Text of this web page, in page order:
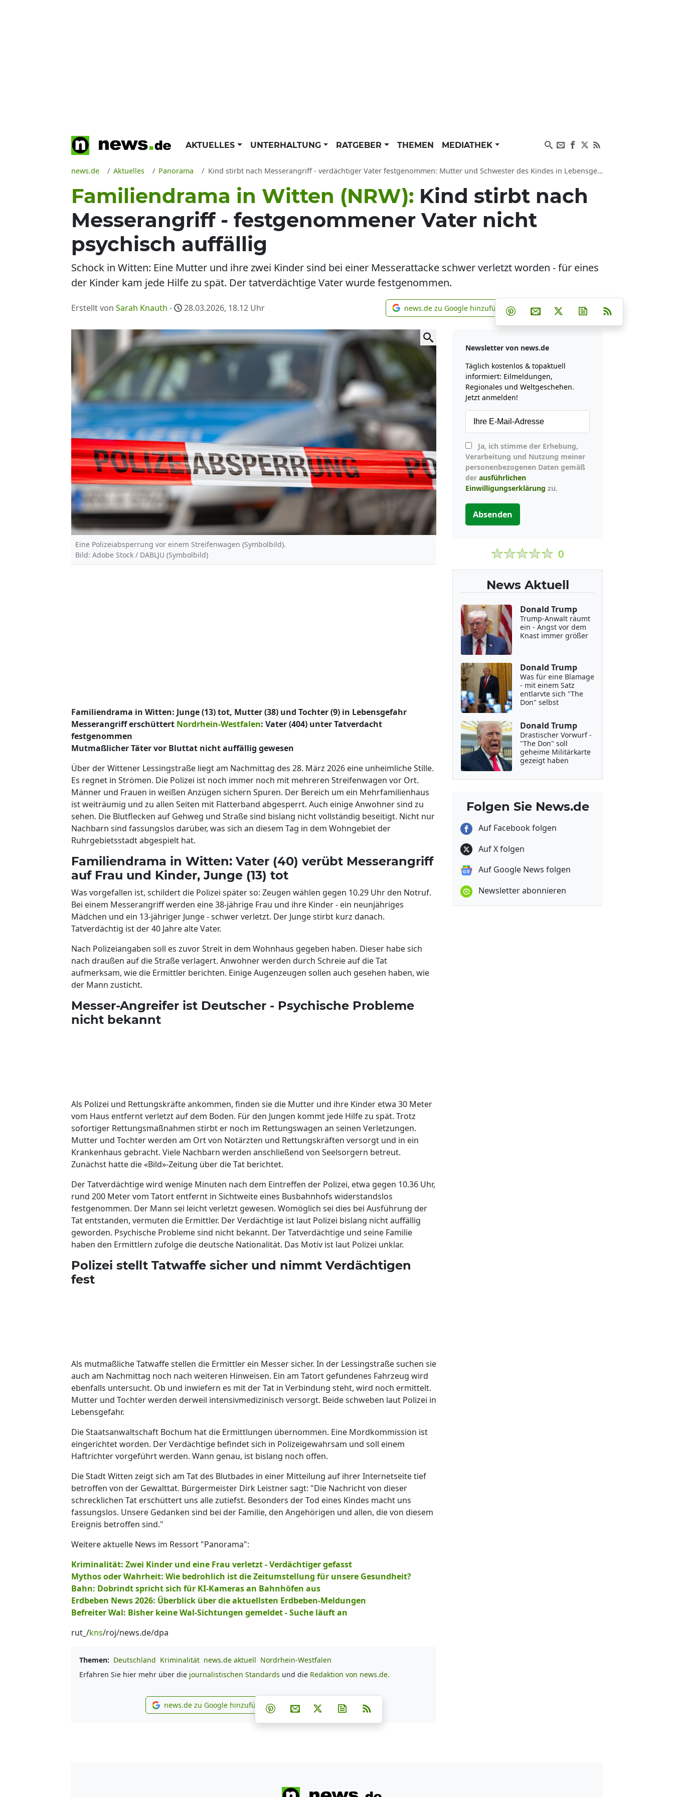
AKTUELLES UNTERHALTUNG RATGEBER THEMEN MEDIATHEK
news.de Aktuelles Panorama Kind stirbt nach Messerangriff - verdächtiger Vater festgenommen: Mutter und Schwester des Kindes in Lebensgefahr
Familiendrama in Witten (NRW): Kind stirbt nach
Messerangriff - festgenommener Vater nicht
psychisch auffällig
Schock in Witten: Eine Mutter und ihre zwei Kinder sind bei einer Messerattacke schwer verletzt worden - für eines
der Kinder kam jede Hilfe zu spät. Der tatverdächtige Vater wurde festgenommen.
Erstellt von Sarah Knauth - 28.03.2026, 18.12 Uhr news.de zu Google hinzufügen
news.de zu Google hinzufügen Teilen auf Facebook
Teilen auf Whatsapp
Teilen auf Telegram
Teilen auf Pinterest
Per E-Mail teilen
Post auf XNewsletter
Eine Polizeiabsperrung vor einem Streifenwagen (Symbolbild).
Bild: Adobe Stock / DABLJU (Symbolbild)
Familiendrama in Witten: Junge (13) tot, Mutter (38) und Tochter (9) in Lebensgefahr
Messerangriff erschüttert Nordrhein-Westfalen: Vater (404) unter Tatverdacht
festgenommen
Mutmaßlicher Täter vor Bluttat nicht auffällig gewesen
Über der Wittener Lessingstraße liegt am Nachmittag des 28. März 2026 eine unheimliche Stille.
Es regnet in Strömen. Die Polizei ist noch immer noch mit mehreren Streifenwagen vor Ort.
Männer und Frauen in weißen Anzügen sichern Spuren. Der Bereich um ein Mehrfamilienhaus
ist weiträumig und zu allen Seiten mit Flatterband abgesperrt. Auch einige Anwohner sind zu
sehen. Die Blutflecken auf Gehweg und Straße sind bislang nicht vollständig beseitigt. Nicht nur
Nachbarn sind fassungslos darüber, was sich an diesem Tag in dem Wohngebiet der
Ruhrgebietsstadt abgespielt hat.
Familiendrama in Witten: Vater (40) verübt Messerangriff
auf Frau und Kinder, Junge (13) tot
Was vorgefallen ist, schildert die Polizei später so: Zeugen wählen gegen 10.29 Uhr den Notruf.
Bei einem Messerangriff werden eine 38-jährige Frau und ihre Kinder - ein neunjähriges
Mädchen und ein 13-jähriger Junge - schwer verletzt. Der Junge stirbt kurz danach.
Tatverdächtig ist der 40 Jahre alte Vater.
Nach Polizeiangaben soll es zuvor Streit in dem Wohnhaus gegeben haben. Dieser habe sich
nach draußen auf die Straße verlagert. Anwohner werden durch Schreie auf die Tat
aufmerksam, wie die Ermittler berichten. Einige Augenzeugen sollen auch gesehen haben, wie
der Mann zusticht.
Messer-Angreifer ist Deutscher - Psychische Probleme
nicht bekannt
Als Polizei und Rettungskräfte ankommen, finden sie die Mutter und ihre Kinder etwa 30 Meter
vom Haus entfernt verletzt auf dem Boden. Für den Jungen kommt jede Hilfe zu spät. Trotz
sofortiger Rettungsmaßnahmen stirbt er noch im Rettungswagen an seinen Verletzungen.
Mutter und Tochter werden am Ort von Notärzten und Rettungskräften versorgt und in ein
Krankenhaus gebracht. Viele Nachbarn werden anschließend von Seelsorgern betreut.
Zunächst hatte die «Bild»-Zeitung über die Tat berichtet.
Der Tatverdächtige wird wenige Minuten nach dem Eintreffen der Polizei, etwa gegen 10.36 Uhr,
rund 200 Meter vom Tatort entfernt in Sichtweite eines Busbahnhofs widerstandslos
festgenommen. Der Mann sei leicht verletzt gewesen. Womöglich sei dies bei Ausführung der
Tat entstanden, vermuten die Ermittler. Der Verdächtige ist laut Polizei bislang nicht auffällig
geworden. Psychische Probleme sind nicht bekannt. Der Tatverdächtige und seine Familie
haben den Ermittlern zufolge die deutsche Nationalität. Das Motiv ist laut Polizei unklar.
Polizei stellt Tatwaffe sicher und nimmt Verdächtigen
fest
Als mutmaßliche Tatwaffe stellen die Ermittler ein Messer sicher. In der Lessingstraße suchen sie
auch am Nachmittag noch nach weiteren Hinweisen. Ein am Tatort gefundenes Fahrzeug wird
ebenfalls untersucht. Ob und inwiefern es mit der Tat in Verbindung steht, wird noch ermittelt.
Mutter und Tochter werden derweil intensivmedizinisch versorgt. Beide schweben laut Polizei in
Lebensgefahr.
Die Staatsanwaltschaft Bochum hat die Ermittlungen übernommen. Eine Mordkommission ist
eingerichtet worden. Der Verdächtige befindet sich in Polizeigewahrsam und soll einem
Haftrichter vorgeführt werden. Wann genau, ist bislang noch offen.
Die Stadt Witten zeigt sich am Tat des Blutbades in einer Mitteilung auf ihrer Internetseite tief
betroffen von der Gewalttat. Bürgermeister Dirk Leistner sagt: "Die Nachricht von dieser
schrecklichen Tat erschüttert uns alle zutiefst. Besonders der Tod eines Kindes macht uns
fassungslos. Unsere Gedanken sind bei der Familie, den Angehörigen und allen, die von diesem
Ereignis betroffen sind."
Weitere aktuelle News im Ressort "Panorama":
Kriminalität: Zwei Kinder und eine Frau verletzt - Verdächtiger gefasst
Mythos oder Wahrheit: Wie bedrohlich ist die Zeitumstellung für unsere Gesundheit?
Bahn: Dobrindt spricht sich für KI-Kameras an Bahnhöfen aus
Erdbeben News 2026: Überblick über die aktuellsten Erdbeben-Meldungen
Befreiter Wal: Bisher keine Wal-Sichtungen gemeldet - Suche läuft an
rut_/kns/roj/news.de/dpa
Themen: Deutschland Kriminalität news.de aktuell Nordrhein-Westfalen
Erfahren Sie hier mehr über die journalistischen Standards und die Redaktion von news.de.
news.de zu Google hinzufügen
news.de zu Google hinzufügen Teilen auf Facebook
Teilen auf Whatsapp
Teilen auf Telegram
Teilen auf Pinterest
Per E-Mail teilen
Post auf XNewsletter abonnieren
Newsletter von news.de
Täglich kostenlos & topaktuell
informiert: Eilmeldungen,
Regionales und Weltgeschehen.
Jetzt anmelden!
Verarbeitung und Nutzung meiner
personenbezogenen Daten gemäß
der ausführlichen
Einwilligungserklärung zu.
Absenden
0
News Aktuell
Donald Trump
Trump-Anwalt räumt
ein - Angst vor dem
Knast immer größer
Donald Trump
Was für eine Blamage
- mit einem Satz
entlarvte sich "The
Don" selbst
Donald Trump
Drastischer Vorwurf -
"The Don" soll
geheime Militärkarte
gezeigt haben
Folgen Sie News.de
Auf Facebook folgen
Auf X folgen
Auf Google News folgen
Newsletter abonnieren